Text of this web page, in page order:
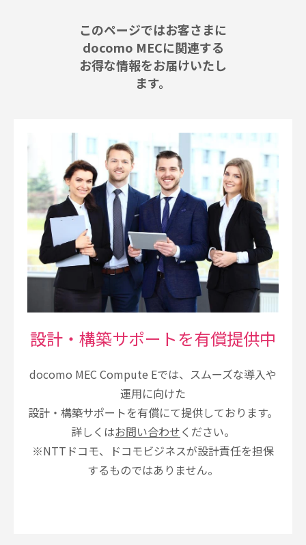
このページではお客さまに
docomo MECに関連する
お得な情報をお届けいたし
ます。
設計・構築サポートを有償提供中
docomo MEC Compute Eでは、スムーズな導入や
運用に向けた
設計・構築サポートを有償にて提供しております。
詳しくはお問い合わせください。
※NTTドコモ、ドコモビジネスが設計責任を担保
するものではありません。